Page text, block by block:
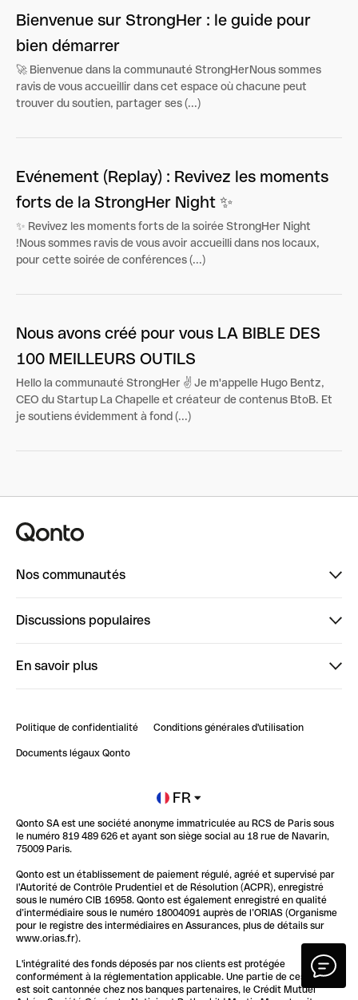
Bienvenue sur StrongHer : le guide pour
bien démarrer
🚀 Bienvenue dans la communauté StrongHerNous sommes
ravis de vous accueillir dans cet espace où chacune peut
trouver du soutien, partager ses (...)
Evénement (Replay) : Revivez les moments
forts de la StrongHer Night ✨
✨ Revivez les moments forts de la soirée StrongHer Night
!Nous sommes ravis de vous avoir accueilli dans nos locaux,
pour cette soirée de conférences (...)
Nous avons créé pour vous LA BIBLE DES
100 MEILLEURS OUTILS
Hello la communauté StrongHer ✌️ Je m'appelle Hugo Bentz,
CEO du Startup La Chapelle et créateur de contenus BtoB. Et
je soutiens évidemment à fond (...)
Nos communautés
ClubQonto
Discussions populaires
Impact de l'IA sur les carrières/productivité
En savoir plus
Blog
Newsroom
Glossaire finance
Politique de confidentialité Conditions générales d'utilisation
Documents légaux Qonto
FR
Qonto SA est une société anonyme immatriculée au RCS de Paris sous
le numéro 819 489 626 et ayant son siège social au 18 rue de Navarin,
75009 Paris.
Qonto est un établissement de paiement régulé, agréé et supervisé par
l'Autorité de Contrôle Prudentiel et de Résolution (ACPR), enregistré
sous le numéro CIB 16958. Qonto est également enregistré en qualité
d’intermédiaire sous le numéro 18004091 auprès de l’ORIAS (Organisme
pour le registre des intermédiaires en Assurances, plus de détails sur
www.orias.fr).
L'intégralité des fonds déposés par nos clients est protégée
conformément à la réglementation applicable. Une partie de ces fonds
est soit cantonnée chez nos banques partenaires, le Crédit Mutuel